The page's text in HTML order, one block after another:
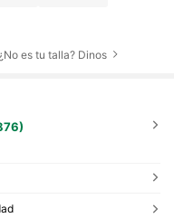
¿No es tu talla? Dinos